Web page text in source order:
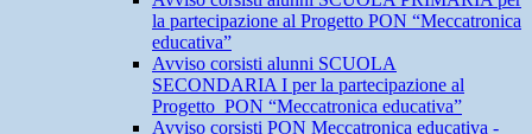
la partecipazione al Progetto PON “Meccatronica
educativa”
Avviso corsisti alunni SCUOLA
SECONDARIA I per la partecipazione al
Progetto PON “Meccatronica educativa”
Avviso corsisti PON Meccatronica educativa -